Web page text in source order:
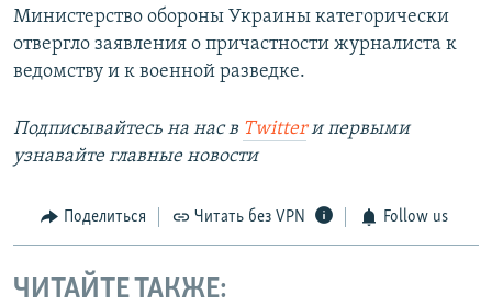
Министерство обороны Украины категорически
отвергло заявления о причастности журналиста к
ведомству и к военной разведке.
Подписывайтесь на наc в Twitterи первыми
узнавайте главные новости
Поделиться Читать без VPN Follow us
ЧИТАЙТЕ ТАКЖЕ: